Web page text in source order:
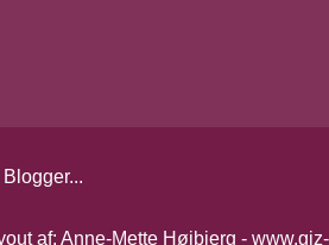
af: Anne-Mette Højbjerg -